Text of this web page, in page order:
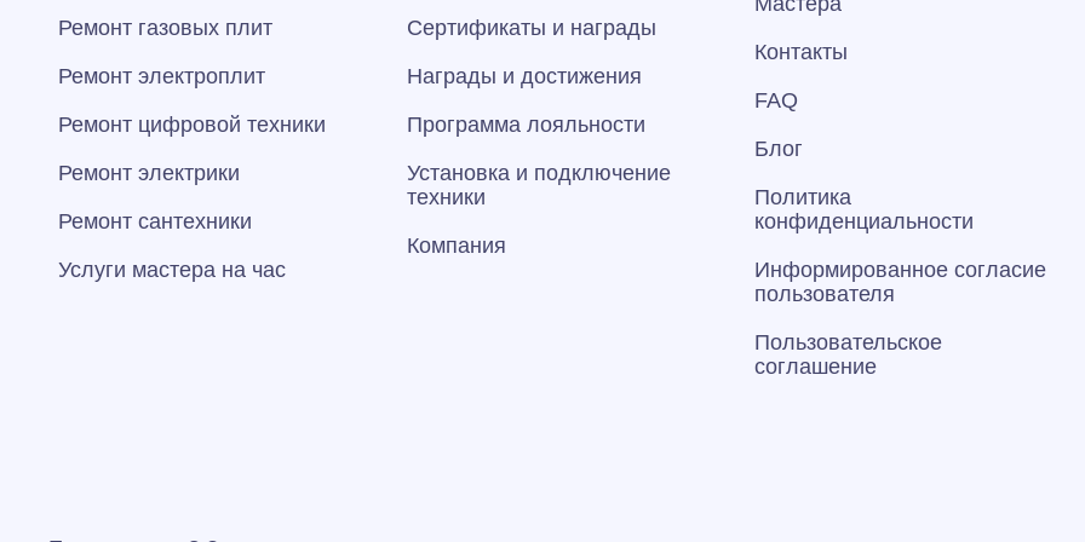
Ремонт газовых плит
Ремонт электроплит
Ремонт цифровой техники
Ремонт электрики
Ремонт сантехники
Услуги мастера на час
Сертификаты и награды
Награды и достижения
Программа лояльности
Установка и подключение
техники
Компания
Контакты
FAQ
Блог
Политика
конфиденциальности
Информированное согласие
пользователя
Пользовательское
соглашение